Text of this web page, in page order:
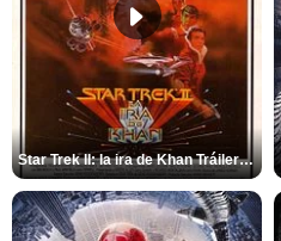
Star Trek II: la ira de Khan Tráiler VO